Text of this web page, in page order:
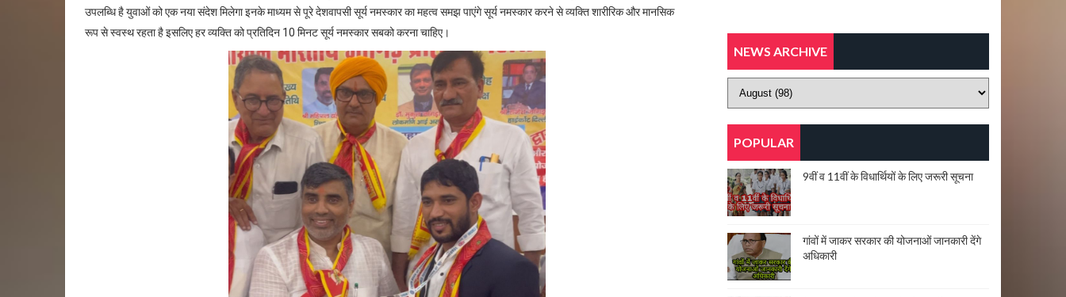
उपलब्धि है युवाओं को एक नया संदेश मिलेगा इनके माध्यम से पूरे देशवापसी सूर्य नमस्कार का महत्व समझ पाएंगे सूर्य नमस्कार करने से व्यक्ति शारीरिक और मानसिक
रूप से स्वस्थ रहता है इसलिए हर व्यक्ति को प्रतिदिन 10 मिनट सूर्य नमस्कार सबको करना चाहिए।
NEWS ARCHIVE
POPULAR
9वीं व 11वीं के विधार्थियों के लिए जरूरी सूचना
गांवों में जाकर सरकार की योजनाओं जानकारी देंगे
अधिकारी